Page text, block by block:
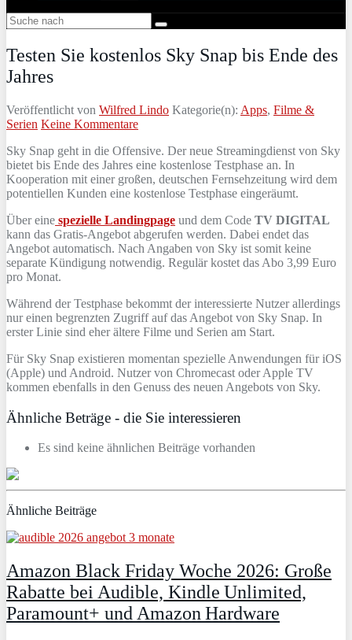
Testen Sie kostenlos Sky Snap bis Ende des
Jahres
Veröffentlicht von Wilfred Lindo Kategorie(n): Apps, Filme &
Serien Keine Kommentare
Sky Snap geht in die Offensive. Der neue Streamingdienst von Sky
bietet bis Ende des Jahres eine kostenlose Testphase an. In
Kooperation mit einer großen, deutschen Fernsehzeitung wird dem
potentiellen Kunden eine kostenlose Testphase eingeräumt.
Über eine spezielle Landingpage und dem Code TV DIGITAL
kann das Gratis-Angebot abgerufen werden. Dabei endet das
Angebot automatisch. Nach Angaben von Sky ist somit keine
separate Kündigung notwendig. Regulär kostet das Abo 3,99 Euro
pro Monat.
Während der Testphase bekommt der interessierte Nutzer allerdings
nur einen begrenzten Zugriff auf das Angebot von Sky Snap. In
erster Linie sind eher ältere Filme und Serien am Start.
Für Sky Snap existieren momentan spezielle Anwendungen für iOS
(Apple) und Android. Nutzer von Chromecast oder Apple TV
kommen ebenfalls in den Genuss des neuen Angebots von Sky.
Ähnliche Beträge - die Sie interessieren
Es sind keine ähnlichen Beiträge vorhanden
Ähnliche Beiträge
Amazon Black Friday Woche 2026: Große
Rabatte bei Audible, Kindle Unlimited,
Paramount+ und Amazon Hardware